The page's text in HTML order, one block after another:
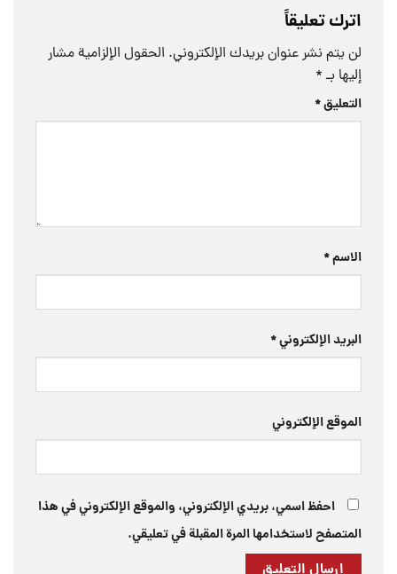
اترك تعليقاً
لن يتم نشر عنوان بريدك الإلكتروني. الحقول الإلزامية مشار
إليها بـ *
التعليق*
الاسم*
البريد الإلكتروني*
الموقع الإلكتروني
احفظ اسمي، بريدي الإلكتروني، والموقع الإلكتروني في هذا
المتصفح لاستخدامها المرة المقبلة في تعليقي.